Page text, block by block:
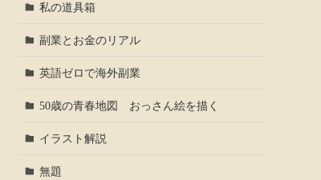
私の道具箱
副業とお金のリアル
英語ゼロで海外副業
50歳の青春地図 おっさん絵を描く
イラスト解説
無題